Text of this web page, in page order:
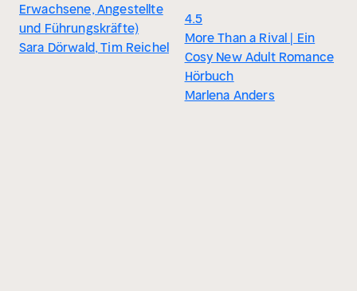
Erwachsene, Angestellte
und Führungskräfte)
Sara Dörwald, Tim Reichel
4.5
More Than a Rival | Ein
Cosy New Adult Romance
Hörbuch
Marlena Anders